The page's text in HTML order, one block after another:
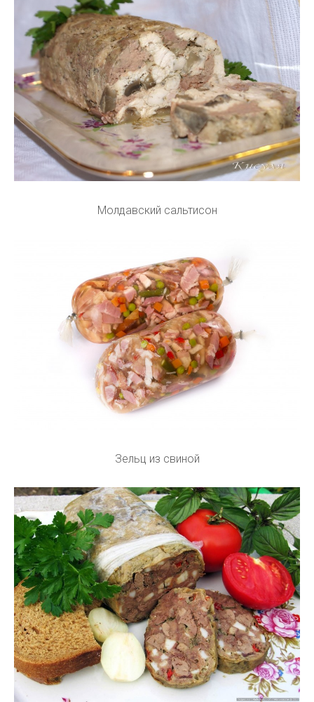
Молдавский сальтисон
Зельц из свиной